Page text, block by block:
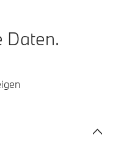
Daten.